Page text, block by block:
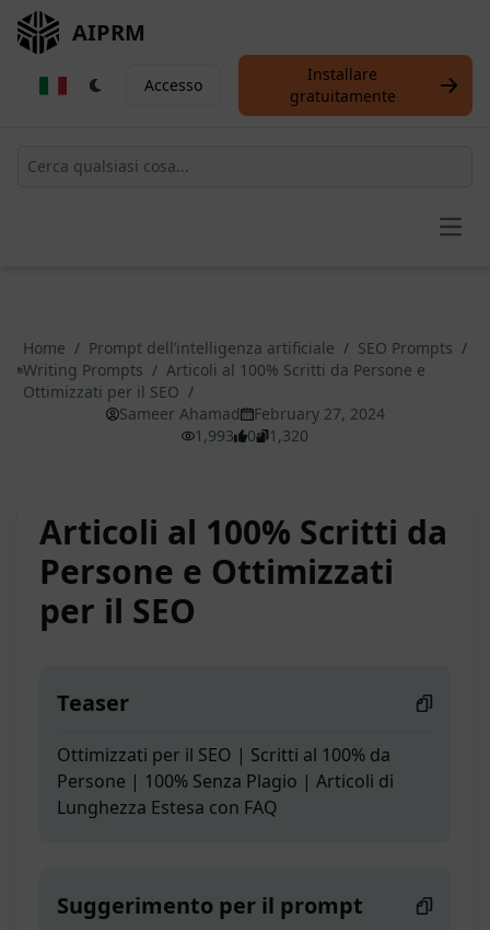
AIPRM
Accesso
Installare
gratuitamente
Home / Prompt dell’intelligenza artificiale / SEO Prompts /
Writing Prompts / Articoli al 100% Scritti da Persone e
Ottimizzati per il SEO /
Sameer Ahamad
February 27, 2024
1,993
0 1,320
Articoli al 100% Scritti da
Persone e Ottimizzati
per il SEO
Teaser
Ottimizzati per il SEO | Scritti al 100% da
Persone | 100% Senza Plagio | Articoli di
Lunghezza Estesa con FAQ
Suggerimento per il prompt